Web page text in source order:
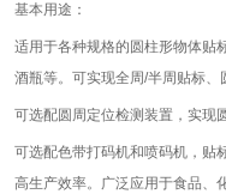
基本用途：
适用于各种规格的圆柱形物体贴
酒瓶等。可实现全周/半周贴标、
可选配圆周定位检测装置，实现
可选配色带打码机和喷码机，贴
高生产效率。广泛应用于食品、